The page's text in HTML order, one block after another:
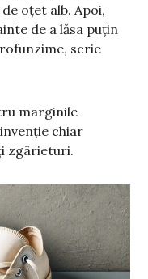
oțet alb. Apoi,
de a lăsa puțin
scrie
marginile
chiar
zgârieturi.